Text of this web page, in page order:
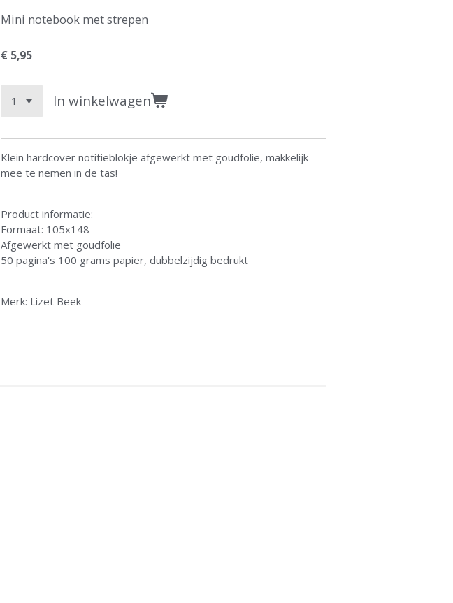
Mini notebook met strepen
€ 5,95
In winkelwagen
Klein hardcover notitieblokje afgewerkt met goudfolie, makkelijk
mee te nemen in de tas!
Product informatie:
Formaat: 105x148
Afgewerkt met goudfolie
50 pagina's 100 grams papier, dubbelzijdig bedrukt
Merk: Lizet Beek